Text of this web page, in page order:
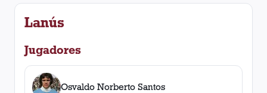
Lanús
Jugadores
Osvaldo Norberto Santos